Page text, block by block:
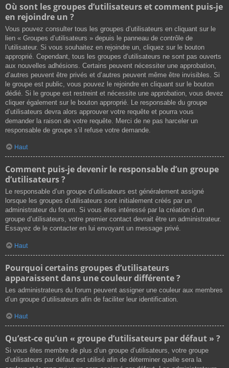
Où sont les groupes d’utilisateurs et comment puis-je
en rejoindre un ?
Vous pouvez consulter tous les groupes d’utilisateurs en cliquant sur le
lien « Groupes d’utilisateurs » depuis le panneau de contrôle de
l’utilisateur. Si vous souhaitez en rejoindre un, cliquez sur le bouton
approprié. Cependant, tous les groupes d’utilisateurs ne sont pas ouverts
aux nouvelles adhésions. Certains peuvent nécessiter une approbation,
d’autres peuvent être privés et d’autres peuvent même être invisibles. Si
le groupe est public, vous pouvez le rejoindre en cliquant sur le bouton
dédié. Si le groupe est restreint et nécessite une approbation, vous devez
cliquer également sur le bouton approprié. Le responsable du groupe
d’utilisateurs devra alors approuver votre requête et pourra vous
demander la raison de votre requête. Merci de ne pas harceler un
responsable de groupe s’il refuse votre demande.
Haut
Comment puis-je devenir le responsable d’un groupe
d’utilisateurs ?
Le responsable d’un groupe d’utilisateurs est généralement assigné
lorsque les groupes d’utilisateurs sont initialement créés par un
administrateur du forum. Si vous êtes intéressé par la création d’un
groupe d’utilisateurs, votre premier contact devrait être un administrateur.
Essayez de le contacter en lui envoyant un message privé.
Haut
Pourquoi certains groupes d’utilisateurs
apparaissent dans une couleur différente ?
Les administrateurs du forum peuvent assigner une couleur aux membres
d’un groupe d’utilisateurs afin de faciliter leur identification.
Haut
Qu’est-ce qu’un « groupe d’utilisateurs par défaut » ?
Si vous êtes membre de plus d’un groupe d’utilisateurs, votre groupe
d’utilisateurs par défaut est utilisé afin de déterminer quelle sera la